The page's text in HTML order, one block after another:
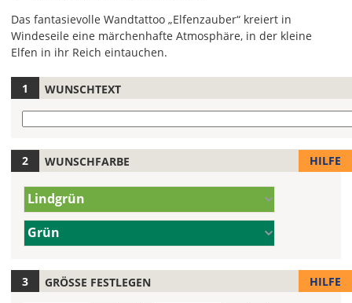
Das fantasievolle Wandtattoo „Elfenzauber“ kreiert in
Windeseile eine märchenhafte Atmosphäre, in der kleine
Elfen in ihr Reich eintauchen.
Hier
Du
Farbe
Deines
Wandtattoos
fest!
mehrfarbigen
kannst
WUNSCHTEXT
Gib
hier
Deinen
Wunschtext
ein.
WUNSCHFARBE HILFE
Farbe/n
(Wert
1)
Lindgrün
Farbe/n
(Wert
Grün
GRÖSSE FESTLEGEN HILFE